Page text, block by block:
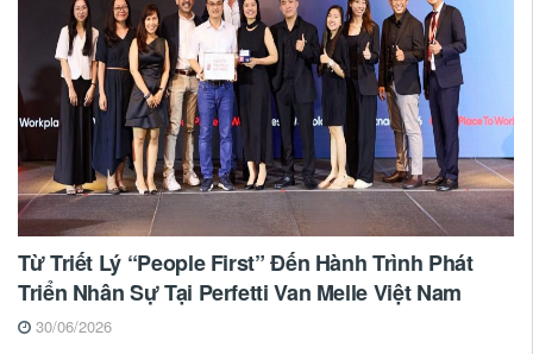
Từ Triết Lý “People First” Đến Hành Trình Phát
Triển Nhân Sự Tại Perfetti Van Melle Việt Nam
30/06/2026